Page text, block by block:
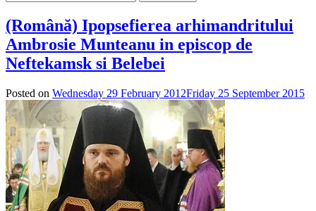
(Română) Ipopsefierea arhimandritului
Ambrosie Munteanu in episcop de
Neftekamsk si Belebei
Posted on Wednesday 29 February 2012Friday 25 September 2015